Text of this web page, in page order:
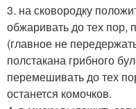
3. на сковородку
обжаривать до тех пор,
(главное не
полстакана грибного
перемешивать до тех
останется комочков.